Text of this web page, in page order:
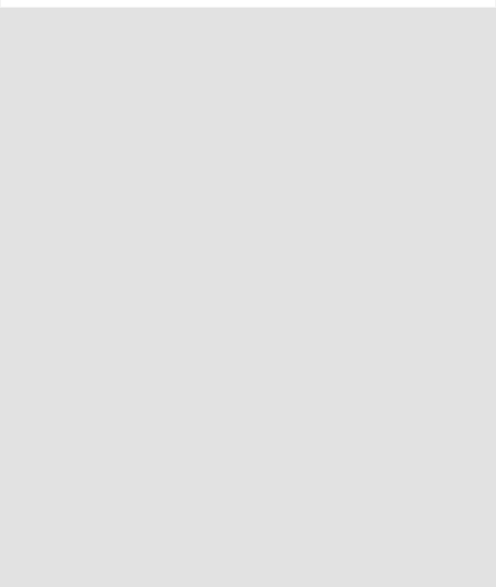
war:
ist:
Produktbeschreibung2025 0,75L Der